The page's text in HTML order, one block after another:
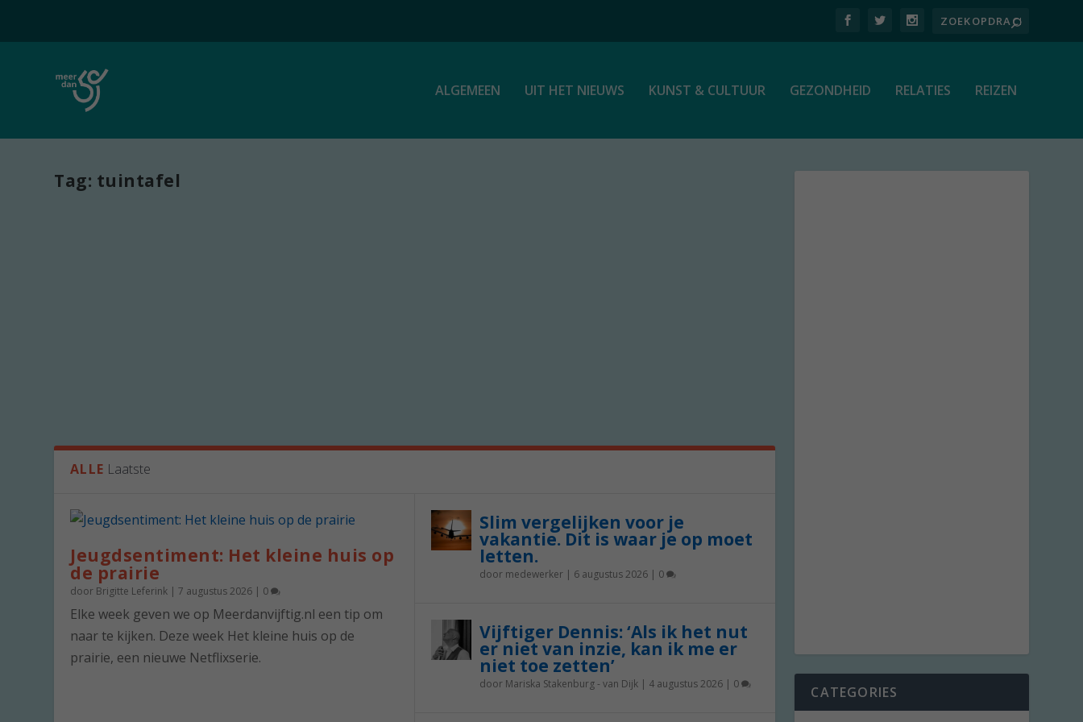
ALGEMEEN UIT HET NIEUWS KUNST & CULTUUR GEZONDHEID RELATIES REIZEN
Tag: tuintafel
ALLE Laatste
Jeugdsentiment: Het kleine huis op
de prairie
door Brigitte Leferink |7 augustus 2026 | 0
Elke week geven we op Meerdanvijftig.nl een tip om
naar te kijken. Deze week Het kleine huis op de
prairie, een nieuwe Netflixserie.
Slim vergelijken voor je
vakantie. Dit is waar je op moet
letten.
door medewerker| 6 augustus 2026| 0
Vijftiger Dennis: ‘Als ik het nut
er niet van inzie, kan ik me er
niet toe zetten’
door Mariska Stakenburg - van Dijk| 4 augustus 2026| 0 CATEGORIES